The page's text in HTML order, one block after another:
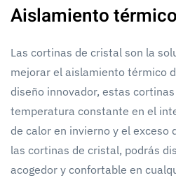
Aislamiento térmico
Las cortinas de cristal son la
mejorar el aislamiento térmico
diseño innovador, estas
temperatura constante en el
de calor en invierno y el exceso
las cortinas de cristal, podrás
acogedor y confortable en